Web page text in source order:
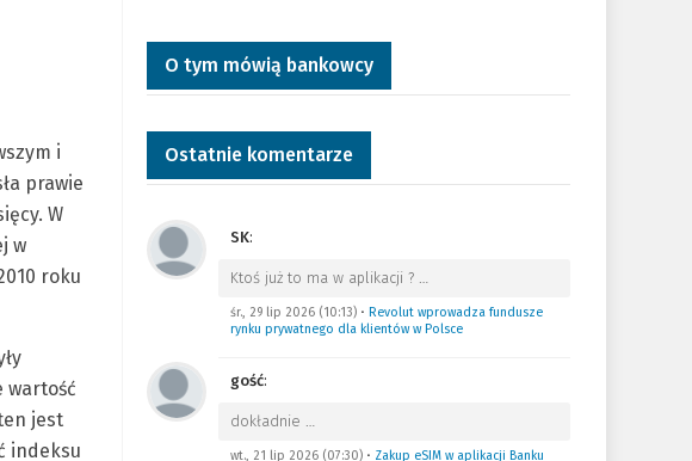
i
prawie
W
w
roku
wartość
jest
indeksu
O tym mówią bankowcy
Ostatnie komentarze
SK:
Ktoś już to ma w aplikacji ? …
śr., 29 lip 2026 (10:13)• Revolut wprowadza fundusze
rynku prywatnego dla klientów w Polsce
gość:
dokładnie …
wt., 21 lip 2026 (07:30)• Zakup eSIM w aplikacji Banku